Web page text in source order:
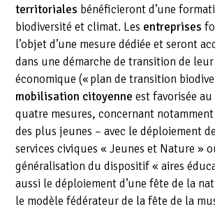
territoriales bénéficieront d’une
biodiversité et climat. Les entreprises
l’objet d’une mesure dédiée et seront
dans une démarche de transition de
économique (« plan de transition
mobilisation citoyenne est favorisée
quatre mesures, concernant
des plus jeunes – avec le déploiement
services civiques « Jeunes et Nature »
généralisation du dispositif « aires
aussi le déploiement d’une fête de la
le modèle fédérateur de la fête de la